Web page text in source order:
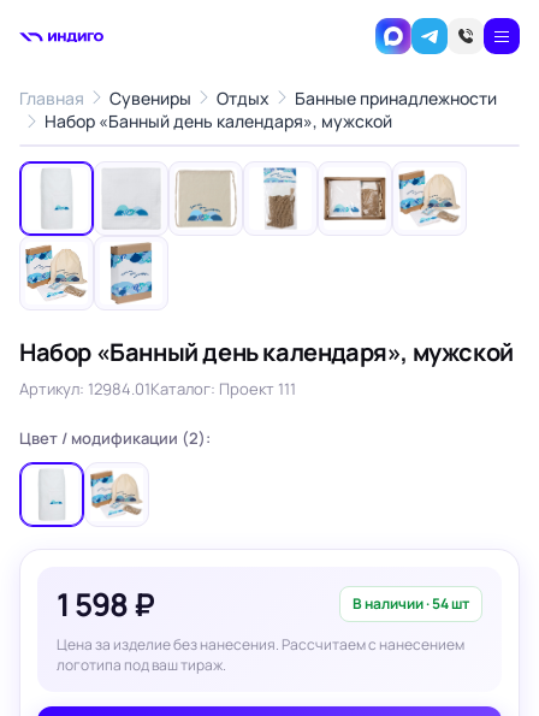
Главная Сувениры Отдых
Банные принадлежности
Набор «Банный день календаря», мужской
‹ ›
Набор «Банный день календаря», мужской
Артикул: 12984.01Каталог: Проект 111
Цвет / модификации (2):
1 598 ₽ В наличии · 54 шт
Цена за изделие без нанесения. Рассчитаем с нанесением
логотипа под ваш тираж.